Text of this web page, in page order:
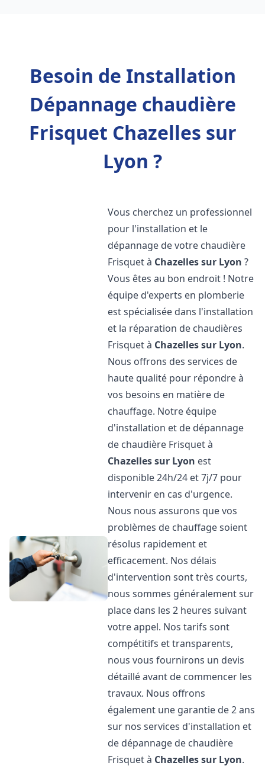
Besoin de Installation
Dépannage chaudière
Frisquet Chazelles sur
Lyon ?
Vous cherchez un professionnel
pour l'installation et le
dépannage de votre chaudière
Frisquet à Chazelles sur Lyon ?
Vous êtes au bon endroit ! Notre
équipe d'experts en plomberie
est spécialisée dans l'installation
et la réparation de chaudières
Frisquet à Chazelles sur Lyon.
Nous offrons des services de
haute qualité pour répondre à
vos besoins en matière de
chauffage. Notre équipe
d'installation et de dépannage
de chaudière Frisquet à
Chazelles sur Lyon est
disponible 24h/24 et 7j/7 pour
intervenir en cas d'urgence.
Nous nous assurons que vos
problèmes de chauffage soient
résolus rapidement et
efficacement. Nos délais
d'intervention sont très courts,
nous sommes généralement sur
place dans les 2 heures suivant
votre appel. Nos tarifs sont
compétitifs et transparents,
nous vous fournirons un devis
détaillé avant de commencer les
travaux. Nous offrons
également une garantie de 2 ans
sur nos services d'installation et
de dépannage de chaudière
Frisquet à Chazelles sur Lyon.